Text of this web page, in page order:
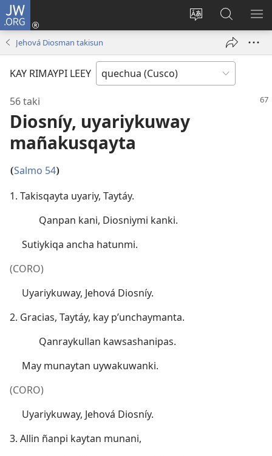
JW.ORG
Direccionpi
Sutiykiwan
jaykuy
nueva
JW.ORG
nisqapi
maskhay
Jehová Diosman takisun
KAY RIMAYPI LEEY
56 taki
Diosníy, uyariykuway
mañakusqayta
(Salmo 54)
1. Takisqayta uyariy, Taytáy.
Qanpan kani, Diosniymi kanki.
Sutiykiqa ancha hatunmi.
(CORO)
Uyariykuway, Jehová Diosníy.
2. Gracias, Taytáy, kay p’unchaymanta.
Qanraykullan kawsashanipas.
May munaytan uywakuwanki.
(CORO)
Uyariykuway, Jehová Diosníy.
3. Allin ñanpi kaytan munani,